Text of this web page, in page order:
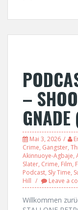
–
Mai 3, 2026
Crime, Gangster,
Akinnuoye-Agbaje,
Slater, Crime, Film,
Podcast, Sly Time,
Hill
Leave a
Willkommen